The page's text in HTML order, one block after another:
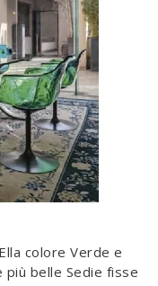
colore Verde e
belle Sedie fisse